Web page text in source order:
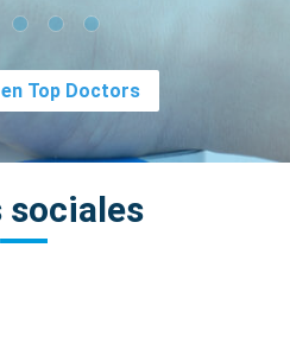
Top Doctors
sociales